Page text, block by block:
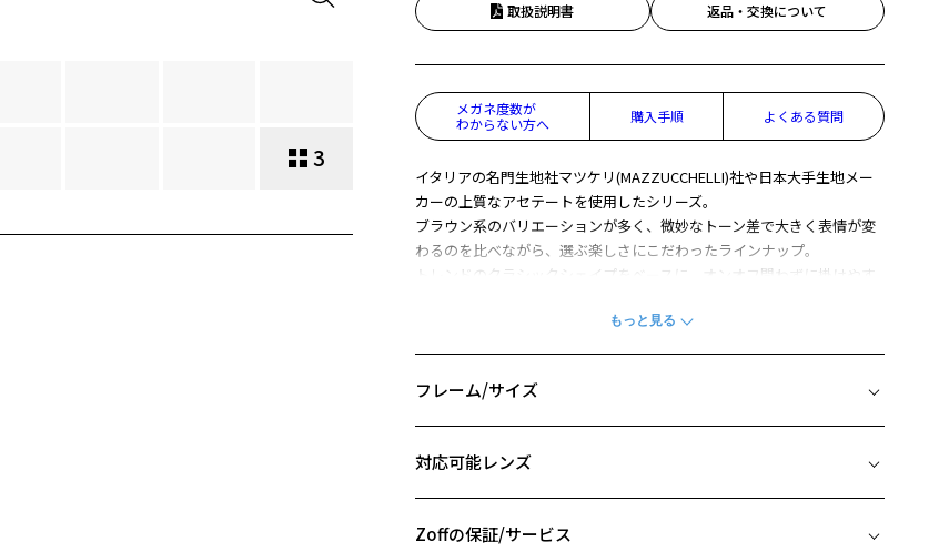
3
取扱説明書 返品・交換について
メガネ度数が
わからない方へ
購入手順 よくある質問
イタリアの名門生地社マツケリ(MAZZUCCHELLI)社や日本大手生地メー
カーの上質なアセテートを使用したシリーズ。
ブラウン系のバリエーションが多く、微妙なトーン差で大きく表情が変
わるのを比べながら、選ぶ楽しさにこだわったラインナップ。
トレンドのクラシックシェイプをベースに、オンオフ問わずに掛けやす
テンプルエンドにはネイルから着想を得たチップを配し、さりげないア
す。
※この商品は一部店舗で販売している商品になります。
ズ、汚れなどがあるB級品ではございません。
フレーム/サイズ
B ブリッジ(鼻部分)の横幅：22mm
対応可能レンズ
Zoffの保証/サービス